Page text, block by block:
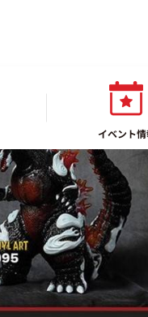
イベント